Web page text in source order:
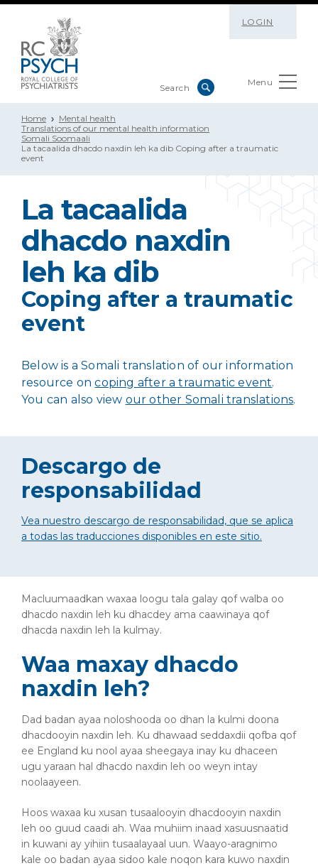
LOGIN
Menu
Home
Mental health
Translations of our mental health information
Somali Soomaali
La tacaalida dhacdo naxdin leh ka dib Coping after a traumatic
event
La tacaalida
dhacdo naxdin
leh ka dib
Coping after a traumatic
event
Below is a Somali translation of our information
resource oncoping after a traumatic event.
You can also view our other Somali translations.
Descargo de
responsabilidad
Vea nuestro descargo de responsabilidad, que se aplica
a todas las traducciones disponibles en este sitio.
Macluumaadkan waxaa loogu tala galay qof walba oo
dhacdo naxdin leh ku dhacdey ama caawinaya qof
dhacda naxdin leh la kulmay.
Waa maxay dhacdo
naxdin leh?
Dad badan ayaa noloshooda oo dhan la kulmi doona
dhacdooyin naxdin leh. Ku dhawaad seddaxdii qofba qof
ee England ku nool ayaa sheegaya inay ku dhaceen
ugu yaraan hal dhacdo naxdin leh oo weyn intay
noolaayeen.
Hoos waxaa ku xusan tusaalooyin dhacdooyin naxdin
leh oo guud caadi ah. Waa muhiim inaad xasuusnaatid
in kuwani ay yihiin tusaalayaal uun. Waayo-aragnimo
kale oo badan ayaa sidoo kale noqon kara kuwo naxdin